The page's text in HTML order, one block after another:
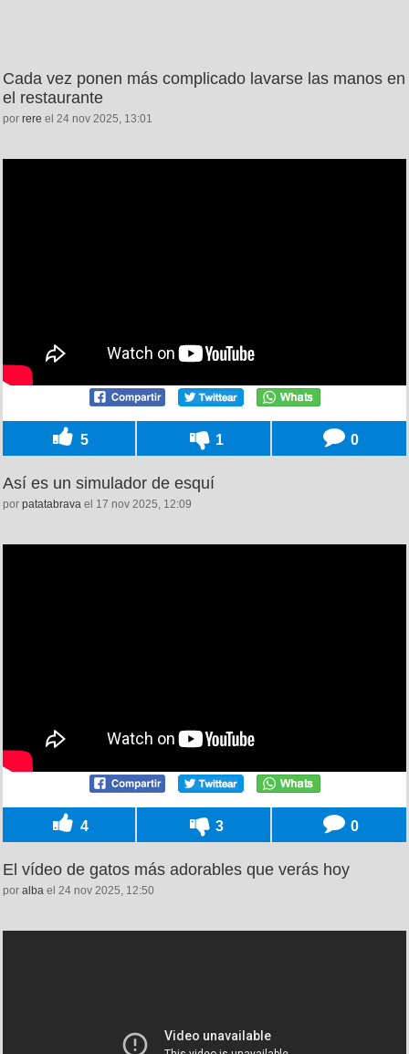
Cada vez ponen más complicado lavarse las manos en
el restaurante
por rere el 24 nov 2025, 13:01
5 1 0
Así es un simulador de esquí
por patatabrava el 17 nov 2025, 12:09
4 3 0
El vídeo de gatos más adorables que verás hoy
por alba el 24 nov 2025, 12:50